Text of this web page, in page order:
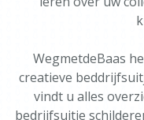
WegmetdeBaas
creatieve
vindt u alles
bedrijfsuitje